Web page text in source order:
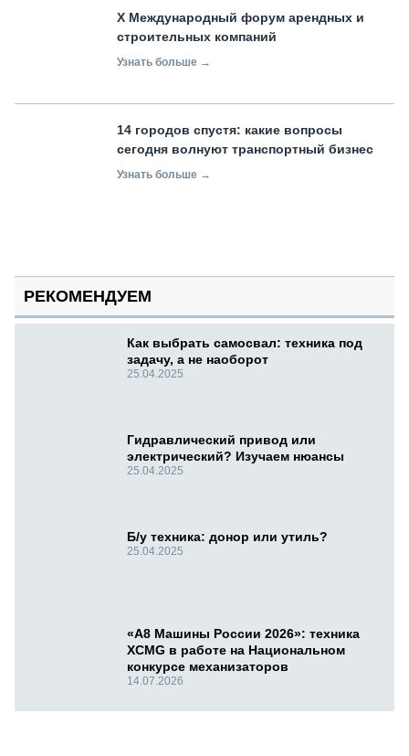
X Международный форум арендных и
строительных компаний
Узнать больше →
14 городов спустя: какие вопросы
сегодня волнуют транспортный бизнес
Узнать больше →
РЕКОМЕНДУЕМ
Как выбрать самосвал: техника под
задачу, а не наоборот
25.04.2025
Гидравлический привод или
электрический? Изучаем нюансы
25.04.2025
Б/у техника: донор или утиль?
25.04.2025
«А8 Машины России 2026»: техника
XCMG в работе на Национальном
конкурсе механизаторов
14.07.2026